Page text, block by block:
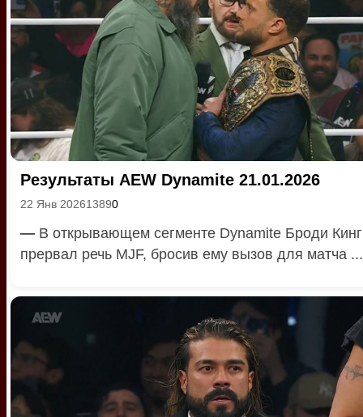
Результаты AEW Dynamite 21.01.2026
22 Янв 202613890
— В открывающем сегменте Dynamite Броди Кинг
прервал речь MJF, бросив ему вызов для матча ...